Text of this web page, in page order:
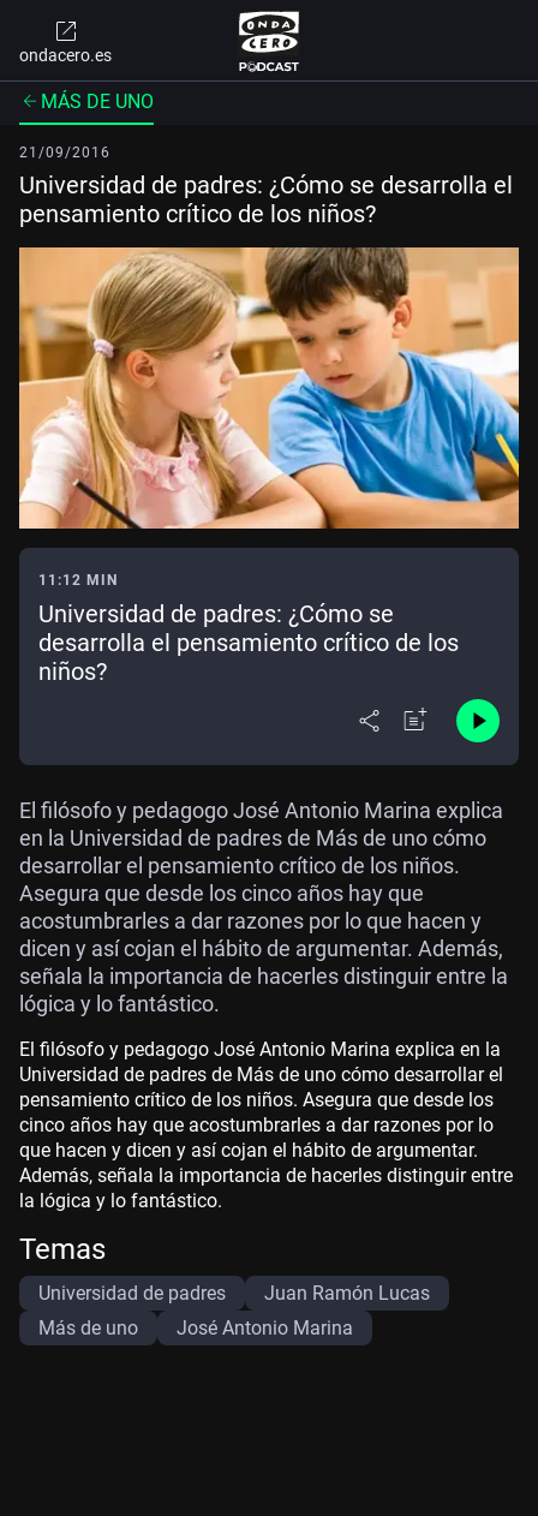
ondacero.es
MÁS DE UNO
21/09/2016
Universidad de padres: ¿Cómo se desarrolla el
pensamiento crítico de los niños?
11:12 MIN
Universidad de padres: ¿Cómo se
desarrolla el pensamiento crítico de los
niños?
El filósofo y pedagogo José Antonio Marina explica
en la Universidad de padres de Más de uno cómo
desarrollar el pensamiento crítico de los niños.
Asegura que desde los cinco años hay que
acostumbrarles a dar razones por lo que hacen y
dicen y así cojan el hábito de argumentar. Además,
señala la importancia de hacerles distinguir entre la
lógica y lo fantástico.
El filósofo y pedagogo José Antonio Marina explica en la
Universidad de padres de Más de uno cómo desarrollar el
pensamiento crítico de los niños. Asegura que desde los
cinco años hay que acostumbrarles a dar razones por lo
que hacen y dicen y así cojan el hábito de argumentar.
Además, señala la importancia de hacerles distinguir entre
la lógica y lo fantástico.
Temas
Universidad de padres
Juan Ramón Lucas
Más de uno
José Antonio Marina